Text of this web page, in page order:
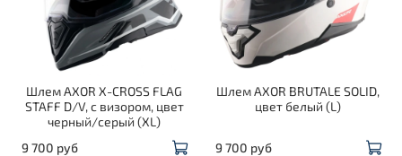
Шлем AXOR X-CROSS FLAG
STAFF D/V, с визором, цвет
черный/серый (XL)
9 700 руб
Шлем AXOR BRUTALE SOLID,
цвет белый (L)
9 700 руб